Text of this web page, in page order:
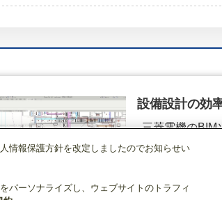
設備設計の効
三菱電機のBIM
（空調.換
情報保護方針を改定しましたのでお知らせい
パーソナライズし、ウェブサイトのトラフィ